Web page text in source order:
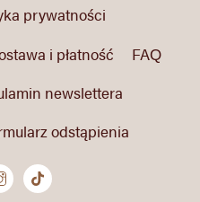
prywatności
i płatność
FAQ
newslettera
odstąpienia